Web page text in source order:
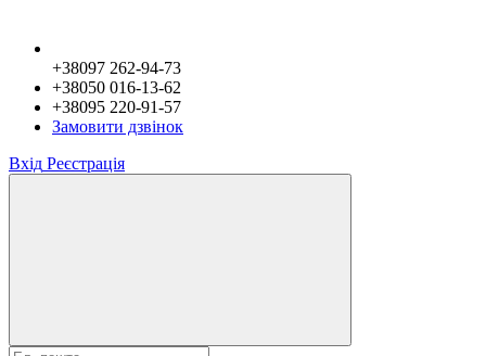
+38097 262-94-73
+38050 016-13-62
+38095 220-91-57
Замовити дзвінок
Вхід Реєстрація